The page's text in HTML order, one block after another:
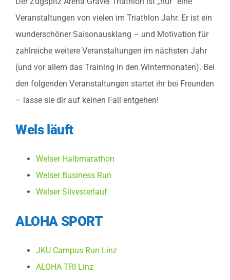
Ergebnisse
Jetzt anmelden
Veranstaltungen von vielen im Triathlon Jahr. Er ist ein
wunderschöner Saisonausklang – und Motivation für
zahlreiche weitere Veranstaltungen im nächsten Jahr
(und vor allem das Training in den Wintermonaten). Bei
den folgenden Veranstaltungen startet ihr bei Freunden
– lasse sie dir auf keinen Fall entgehen!
Wels läuft
Welser Halbmarathon
Welser Business Run
Welser Silvesterlauf
ALOHA SPORT
JKU Campus Run Linz
ALOHA TRI Linz